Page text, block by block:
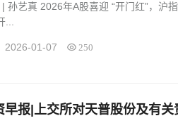
段新高。 1月5日，新年首个交易
2026-01-07 250
早报|上交所对天普股份及有